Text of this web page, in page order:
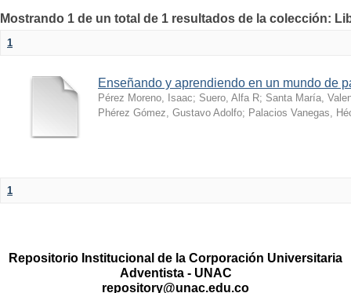
Mostrando 1 de un total de 1 resultados de la colección:
1
Enseñando y aprendiendo en un mundo de
Pérez Moreno, Isaac; Suero, Alfa R; Santa María,
Phérez Gómez, Gustavo Adolfo; Palacios Vanegas,
1
Repositorio Institucional de la Corporación Universitaria
Adventista - UNAC
repository@unac.edu.co